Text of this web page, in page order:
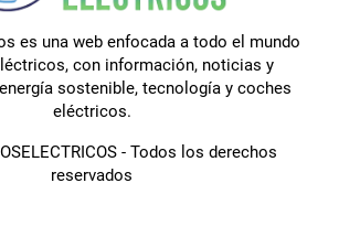
es una web enfocada a todo el mundo
con información, noticias y
sostenible, tecnología y coches
eléctricos.
- Todos los derechos
reservados